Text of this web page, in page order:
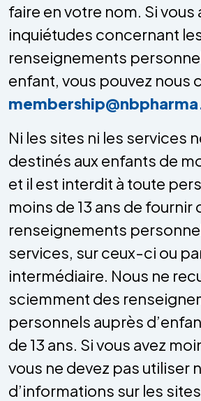
faire en votre nom. Si vous
inquiétudes concernant
renseignements
enfant, vous pouvez nous
Ni les sites ni les services
destinés aux enfants de
et il est interdit à toute
moins de 13 ans de fournir
renseignements
services, sur ceux-ci ou
intermédiaire. Nous ne
sciemment des
personnels auprès
de 13 ans. Si vous avez
vous ne devez pas utiliser
d’informations sur les